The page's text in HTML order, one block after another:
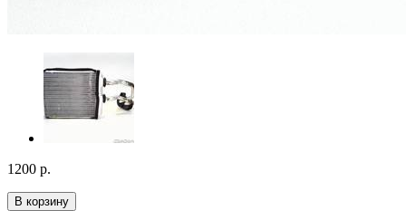
1200 р.
В корзину